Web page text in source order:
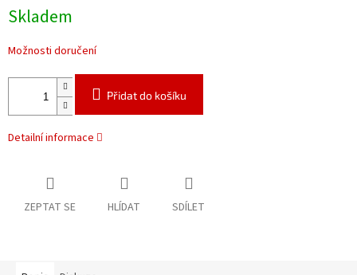
cena:
Skladem
Možnosti doručení
Přidat do košíku
Detailní informace
ZEPTAT SE HLÍDAT SDÍLET